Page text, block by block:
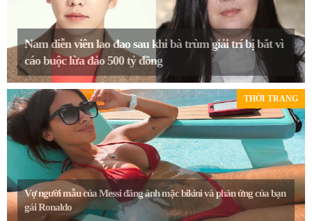
Nam diễn viên lao đao sau khi bà trùm giải trí bị bắt vì
cáo buộc lừa đảo 500 tỷ đồng
THỜI TRANG
Vợ người mẫu của Messi đăng ảnh mặc bikini và phản ứng của bạn
gái Ronaldo